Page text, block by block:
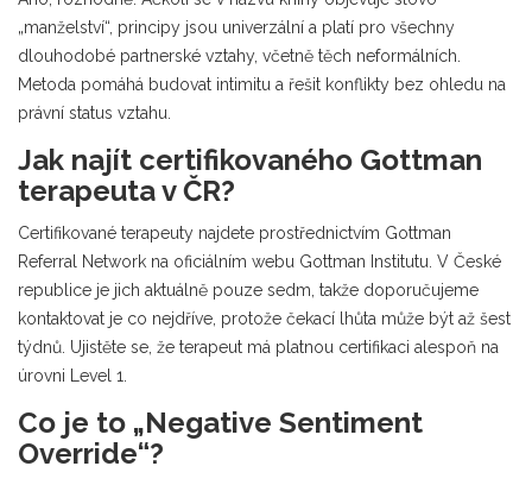
„manželství“, principy jsou univerzální a platí pro všechny
dlouhodobé partnerské vztahy, včetně těch neformálních.
Metoda pomáhá budovat intimitu a řešit konflikty bez ohledu na
právní status vztahu.
Jak najít certifikovaného Gottman
terapeuta v ČR?
Certifikované terapeuty najdete prostřednictvím Gottman
Referral Network na oficiálním webu Gottman Institutu. V České
republice je jich aktuálně pouze sedm, takže doporučujeme
kontaktovat je co nejdříve, protože čekací lhůta může být až šest
týdnů. Ujistěte se, že terapeut má platnou certifikaci alespoň na
úrovni Level 1.
Co je to „Negative Sentiment
Override“?